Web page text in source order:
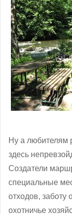
Ну а любителям
здесь
Создатели
специальные
отходов, заботу
охотничье